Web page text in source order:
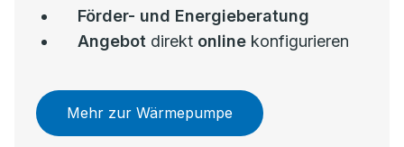
Förder- und Energieberatung
Angebot direkt online konfigurieren
Mehr zur Wärmepumpe